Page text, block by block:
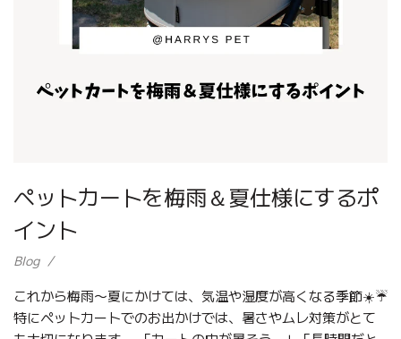
ペットカートを梅雨＆夏仕様にするポ
イント
Blog
これから梅雨〜夏にかけては、気温や湿度が高くなる季節☀️☔
特にペットカートでのお出かけでは、暑さやムレ対策がとて